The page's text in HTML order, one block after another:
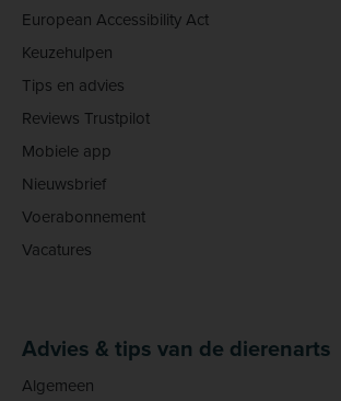
European Accessibility Act
Keuzehulpen
Tips en advies
Reviews Trustpilot
Mobiele app
Nieuwsbrief
Voerabonnement
Vacatures
Advies & tips van de dierenarts
Algemeen